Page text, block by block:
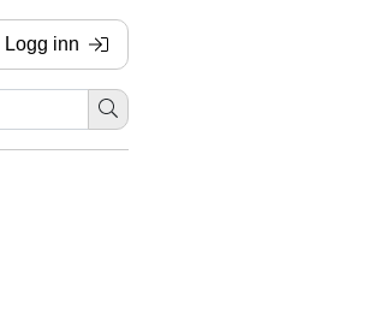
Logg inn
, sendes til annen side